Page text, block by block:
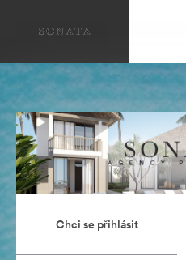
Chci se přihlásit